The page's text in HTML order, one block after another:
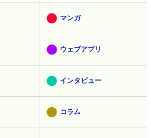
マンガ
ウェブアプリ
インタビュー
コラム